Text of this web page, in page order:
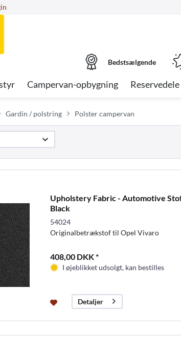
Bedstsælgende
Campervan-opbygning Reservedele
Gardin / polstring Polster campervan
Upholstery Fabric - Automotive
Black
54024
Originalbetrækstof til Opel Vivaro
408,00 DKK *
I øjeblikket udsolgt, kan bestilles
Detaljer